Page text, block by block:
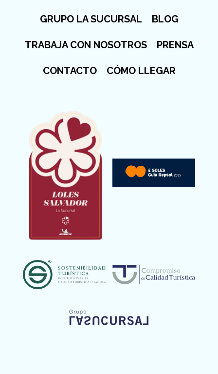
GRUPO LA SUCURSAL BLOG
TRABAJA CON NOSOTROS PRENSA
CONTACTO CÓMO LLEGAR